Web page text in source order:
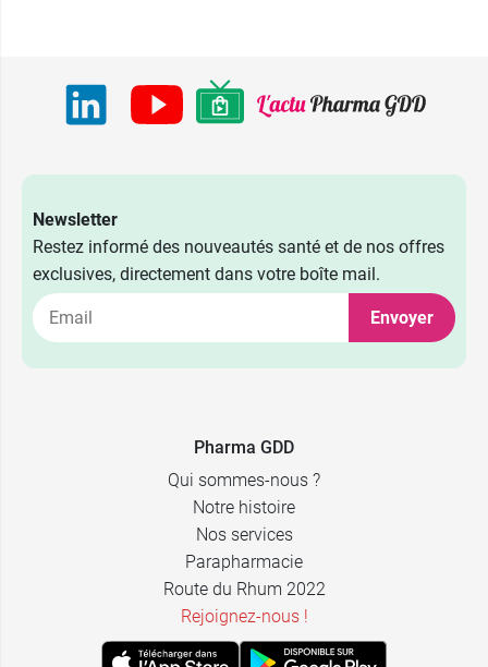
Newsletter
Restez informé des nouveautés santé et de nos offres
exclusives, directement dans votre boîte mail.
Envoyer
Pharma GDD
Qui sommes-nous ?
Notre histoire
Nos services
Parapharmacie
Route du Rhum 2022
Rejoignez-nous !